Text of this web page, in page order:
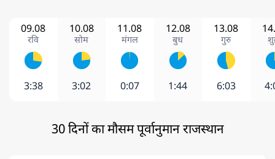
09.08
रवि
3:38
10.08
सोम
3:02
11.08
मंगल
0:07
12.08
बुध
1:44
13.08
गुरु
6:03
30 दिनों का मौसम पूर्वानुमान राजस्थान